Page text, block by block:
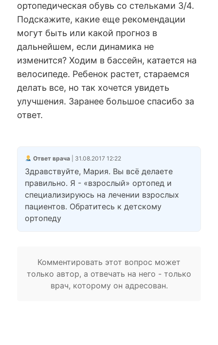
ортопедическая обувь со стельками 3/4.
Подскажите, какие еще рекомендации
могут быть или какой прогноз в
дальнейшем, если динамика не
изменится? Ходим в бассейн, катается на
велосипеде. Ребенок растет, стараемся
делать все, но так хочется увидеть
улучшения. Заранее большое спасибо за
ответ.
Ответ врача| 31.08.2017 12:22
Здравствуйте, Мария. Вы всё делаете
правильно. Я - «взрослый» ортопед и
специализируюсь на лечении взрослых
пациентов. Обратитесь к детскому
ортопеду
Комментировать этот вопрос может
только автор, а отвечать на него - только
врач, которому он адресован.